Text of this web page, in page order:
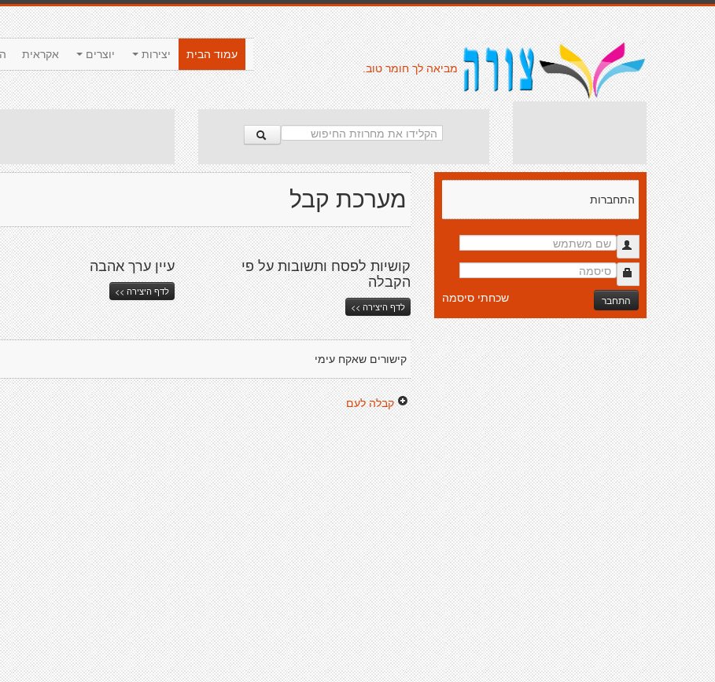
אקראית יוצרים יצירות
עמוד הבית
מביאה לך חומר טוב.
מערכת קבל
עיין ערך אהבה
לדף היצירה >>
קושיות לפסח ותשובות על פי
הקבלה
לדף היצירה >>
קישורים שאקח עימי
קבלה לעם
התחברות
התחבר שכחתי סיסמה